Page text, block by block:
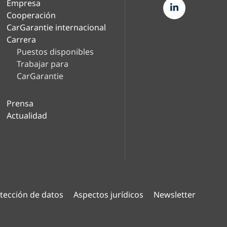
Empresa
Cooperación
CarGarantie internacional
Carrera
Puestos disponibles
Trabajar para
CarGarantie
Prensa
Actualidad
de datos Aspectos jurídicos Newsletter